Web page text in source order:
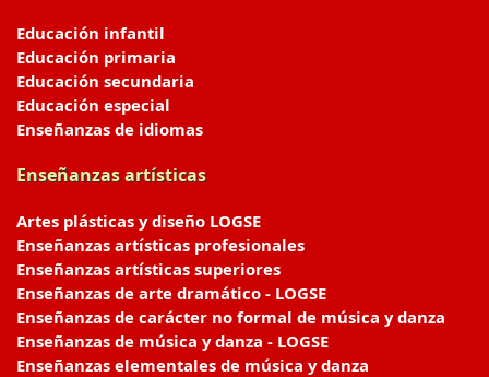
Educación infantil
Educación primaria
Educación secundaria
Educación especial
Enseñanzas de idiomas
Enseñanzas artísticas
Artes plásticas y diseño LOGSE
Enseñanzas artísticas profesionales
Enseñanzas artísticas superiores
Enseñanzas de arte dramático - LOGSE
Enseñanzas de carácter no formal de música y danza
Enseñanzas de música y danza - LOGSE
Enseñanzas elementales de música y danza